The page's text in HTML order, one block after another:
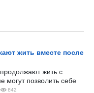
жить вместе после
жить с
могут позволить себе
842